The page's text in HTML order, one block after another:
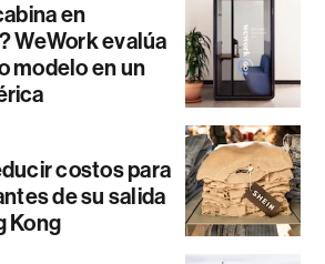
en
WeWork evalúa
modelo en un
costos para
de su salida
Kong